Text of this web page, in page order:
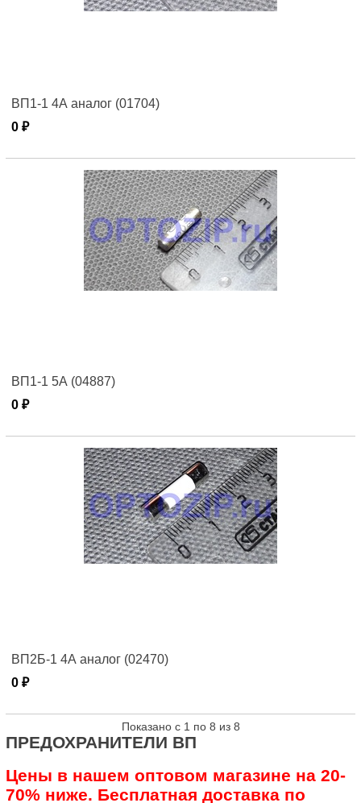
ВП1-1 4А аналог (01704)
0 ₽
ВП1-1 5А (04887)
0 ₽
ВП2Б-1 4А аналог (02470)
0 ₽
Показано с 1 по 8 из 8
ПРЕДОХРАНИТЕЛИ ВП
Цены в нашем оптовом магазине на 20-
70% ниже. Бесплатная доставка по